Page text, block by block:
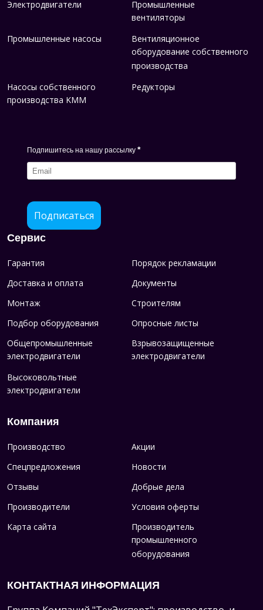
Электродвигатели Промышленные
вентиляторы
Промышленные насосы Вентиляционное
оборудование собственного
производства
Насосы собственного
производства KMM
Редукторы
Подпишитесь на нашу рассылку *
Подписаться
Сервис
Гарантия
Порядок рекламации
Доставка и оплата
Документы
Монтаж
Строителям
Подбор оборудования
Опросные листы
Общепромышленные
электродвигатели
Взрывозащищенные
электродвигатели
Высоковольтные
электродвигатели
Компания
Производство
Акции
Спецпредложения
Новости
Отзывы
Добрые дела
Производители
Условия оферты
Карта сайта
Производитель
промышленного
оборудования
КОНТАКТНАЯ ИНФОРМАЦИЯ